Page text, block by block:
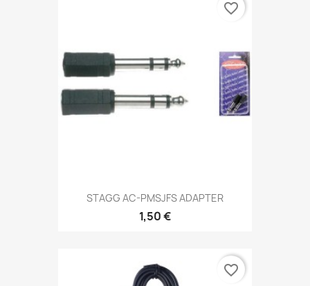
STAGG AC-PMSJFS ADAPTER
1,50 €
favorite_border
favorite_border